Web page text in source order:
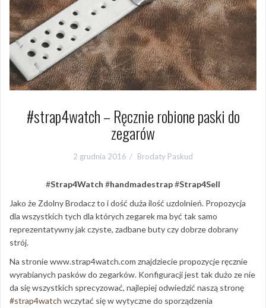
#strap4watch – Ręcznie robione paski do
zegarów
2 grudnia 2016 Brodaty Paskud
#Strap4Watch #handmadestrap#Strap4Sell
Jako że Zdolny Brodacz to i dość duża ilość uzdolnień. Propozycja
dla wszystkich tych dla których zegarek ma być tak samo
reprezentatywny jak czyste, zadbane buty czy dobrze dobrany
strój.
Na stronie www.strap4watch.com znajdziecie propozycje ręcznie
wyrabianych pasków do zegarków. Konfiguracji jest tak dużo ze nie
da się wszystkich sprecyzować, najlepiej odwiedzić naszą stronę
#strap4watch wczytać się w wytyczne do sporządzenia